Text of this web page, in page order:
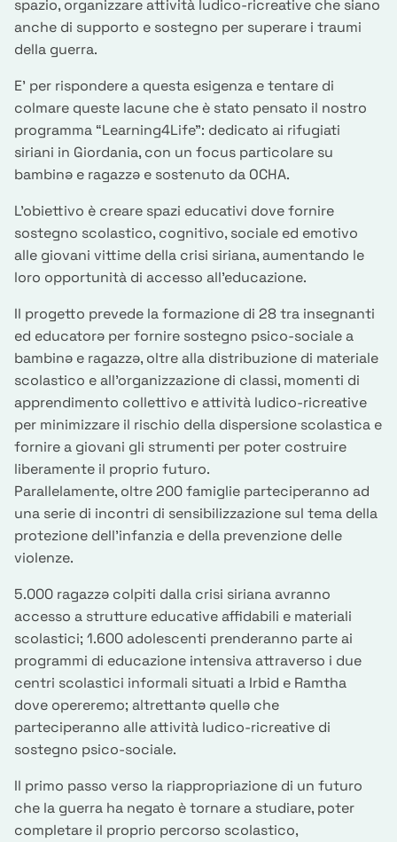
spazio, organizzare attività ludico-ricreative che siano
anche di supporto e sostegno per superare i traumi
della guerra.
E’ per rispondere a questa esigenza e tentare di
colmare queste lacune che è stato pensato il nostro
programma “Learning4Life”: dedicato ai rifugiati
siriani in Giordania, con un focus particolare su
bambinə e ragazzə e sostenuto da OCHA.
L’obiettivo è creare spazi educativi dove fornire
sostegno scolastico, cognitivo, sociale ed emotivo
alle giovani vittime della crisi siriana, aumentando le
loro opportunità di accesso all’educazione.
Il progetto prevede la formazione di 28 tra insegnanti
ed educatorə per fornire sostegno psico-sociale a
bambinə e ragazzə, oltre alla distribuzione di materiale
scolastico e all’organizzazione di classi, momenti di
apprendimento collettivo e attività ludico-ricreative
per minimizzare il rischio della dispersione scolastica e
fornire a giovani gli strumenti per poter costruire
liberamente il proprio futuro.
Parallelamente, oltre 200 famiglie parteciperanno ad
una serie di incontri di sensibilizzazione sul tema della
protezione dell’infanzia e della prevenzione delle
violenze.
5.000 ragazzə colpiti dalla crisi siriana avranno
accesso a strutture educative affidabili e materiali
scolastici; 1.600 adolescenti prenderanno parte ai
programmi di educazione intensiva attraverso i due
centri scolastici informali situati a Irbid e Ramtha
dove opereremo; altrettantə quellə che
parteciperanno alle attività ludico-ricreative di
sostegno psico-sociale.
Il primo passo verso la riappropriazione di un futuro
che la guerra ha negato è tornare a studiare, poter
completare il proprio percorso scolastico,